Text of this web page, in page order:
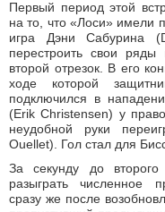
Первый период этой
на то, что «Лоси» имели
игра Дэни Сабурина
перестроить свои
второй отрезок. В его
ходе которой
подключился в
(Erik Christensen) у
неудобной руки
Ouellet). Гол стал для
За секунду до
разыграть численное
сразу же после